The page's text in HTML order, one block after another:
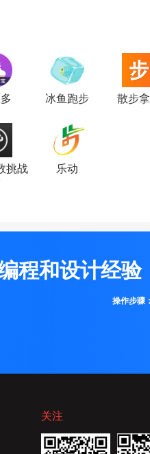
冰鱼跑步 散步
挑战
乐动
程和设计经
操作步骤：
关注